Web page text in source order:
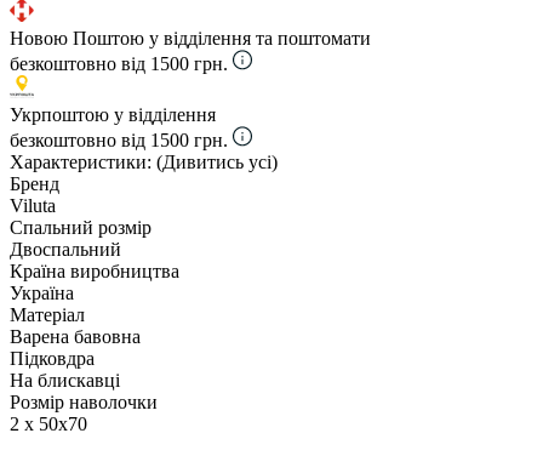
Новою Поштою у відділення та поштомати
безкоштовно від 1500 грн.
Укрпоштою у відділення
безкоштовно від 1500 грн.
Характеристики: (Дивитись усі)
Бренд
Viluta
Спальний розмір
Двоспальний
Країна виробництва
Україна
Матеріал
Варена бавовна
Підковдра
На блискавці
Розмір наволочки
2 х 50х70